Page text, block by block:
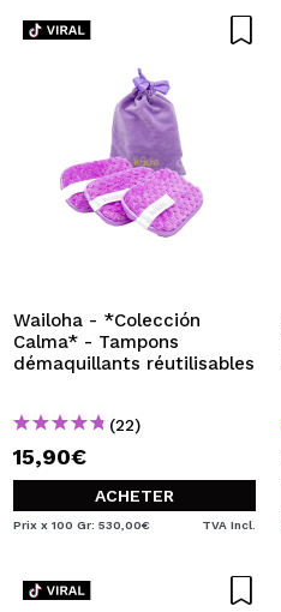
Wailoha - *Colección
Calma* - Tampons
démaquillants réutilisables
(22)
15,90€
ACHETER
Prix x 100 Gr: 530,00€ TVA Incl.